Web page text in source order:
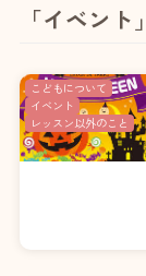
「イベン
こどもについて
イベント
レッスン以外のこと